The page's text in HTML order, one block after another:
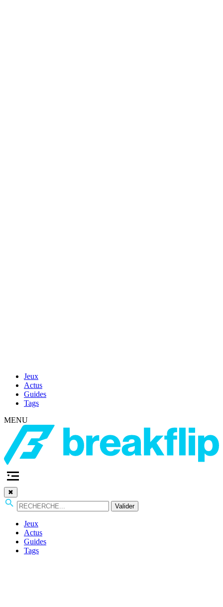
Jeux
Actus
Guides
Tags
MENU
✖
Valider
Jeux
Actus
Guides
Tags